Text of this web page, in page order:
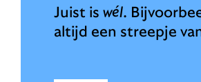
Juist is wél.
altijd een streepje